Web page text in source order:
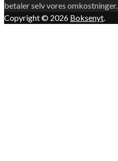
betaler selv vores omkostninger.
Copyright © 2026 Boksenyt.